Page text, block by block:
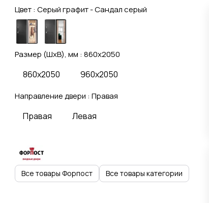
Цвет : Серый графит - Сандал серый
Размер (ШхВ), мм : 860x2050
860x2050 960x2050
Направление двери : Правая
Правая Левая
Все товары Форпост Все товары категории